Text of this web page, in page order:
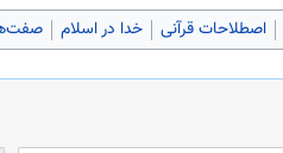
اصطلاحات قرآنی خدا در اسلام